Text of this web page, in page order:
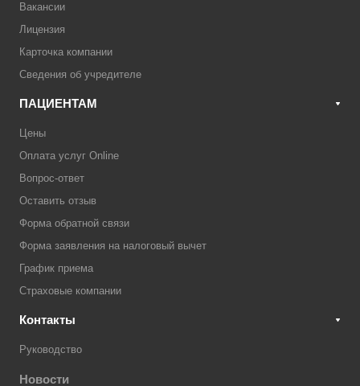
Вакансии
Лицензия
Карточка компании
Сведения об учредителе
ПАЦИЕНТАМ
Цены
Оплата услуг Online
Вопрос-ответ
Оставить отзыв
Форма обратной связи
Форма заявления на налоговый вычет
График приема
Страховые компании
Контакты
Руководство
Новости